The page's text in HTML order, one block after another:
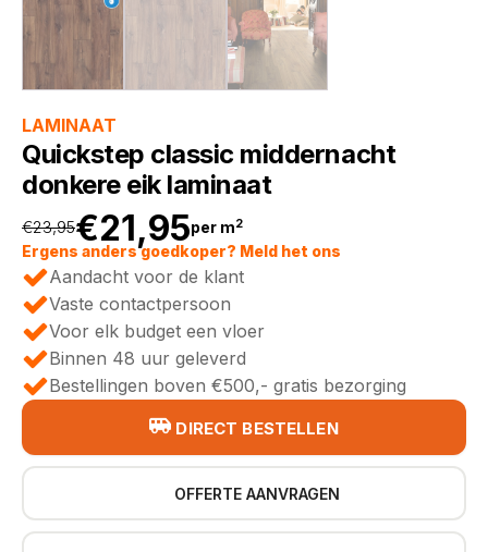
LAMINAAT
Quickstep classic middernacht
donkere eik laminaat
€23,95
Oorspronkelijke
prijs
was:
€23,95.
€21,95
Huidige
prijs
is:
€21,95.
per m2
Ergens anders goedkoper? Meld het ons
Aandacht voor de klant
Vaste contactpersoon
Voor elk budget een vloer
Binnen 48 uur geleverd
Bestellingen boven €500,- gratis bezorging
DIRECT BESTELLEN
OFFERTE AANVRAGEN